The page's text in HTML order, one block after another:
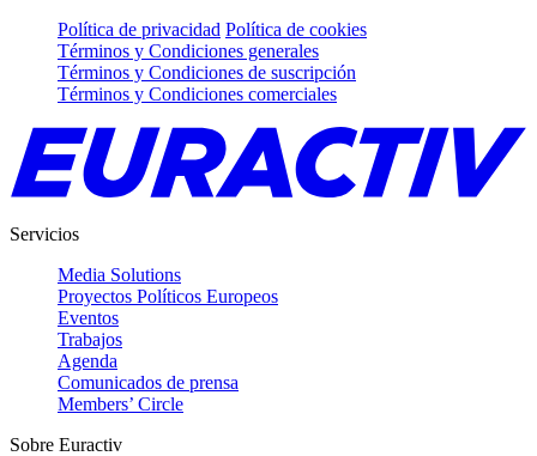
Política de privacidad Política de cookies
Términos y Condiciones generales
Términos y Condiciones de suscripción
Términos y Condiciones comerciales
Servicios
Media Solutions
Proyectos Políticos Europeos
Eventos
Trabajos
Agenda
Comunicados de prensa
Members’ Circle
Sobre Euractiv